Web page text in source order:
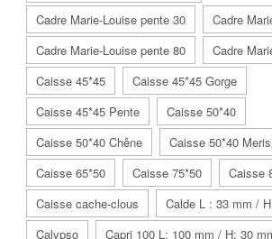
Cadre Marie-Louise pente 30
Cadre
Cadre Marie-Louise pente 80
Cadre
Caisse 45*45
Caisse 45*45 Gorge
Caisse 45*45 Pente
Caisse 50*40
Caisse 50*40 Chêne
Caisse 50*40
Caisse 65*50
Caisse 75*50
Caisse
Caisse cache-clous
Calde L : 33 mm /
Calypso
Capri 100 L: 100 mm / H: 30